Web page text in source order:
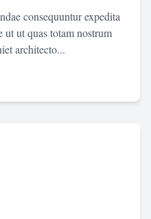
consequuntur expedita
ut ut quas totam nostrum
architecto...